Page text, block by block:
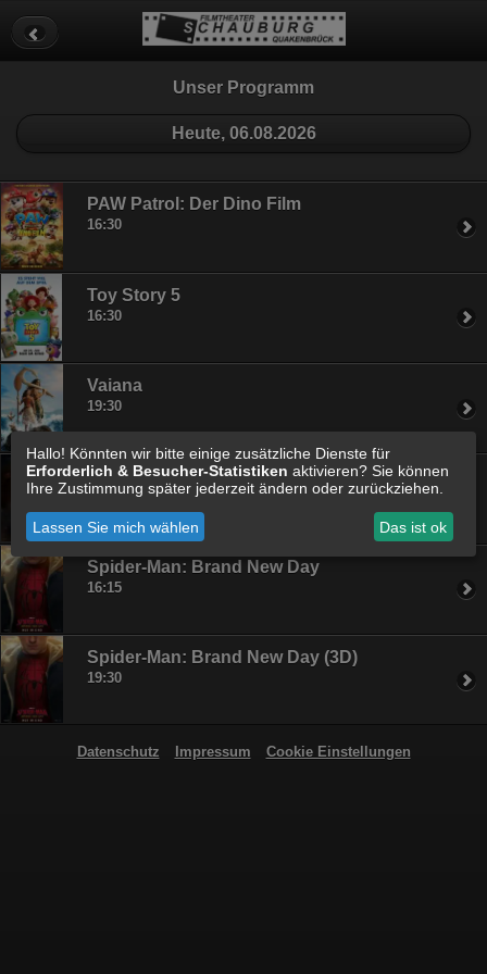
Unser Programm
Heute, 06.08.2026
PAW Patrol: Der Dino Film
16:30
Toy Story 5
16:30
Vaiana
19:30
Die Odyssee
19:15
Spider-Man: Brand New Day
16:15
Spider-Man: Brand New Day (3D)
19:30
Datenschutz Impressum Cookie Einstellungen
Datenschutz Impressum Cookie Einstellungen
Hallo! Könnten wir bitte einige zusätzliche Dienste für
Erforderlich & Besucher-Statistiken aktivieren? Sie können
Ihre Zustimmung später jederzeit ändern oder zurückziehen.
Lassen Sie mich wählen Das ist ok